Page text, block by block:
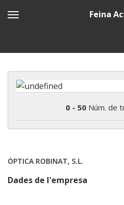
Feina
0 - 50 Núm. de
ÒPTICA ROBINAT, S.L.
Dades de l'empresa